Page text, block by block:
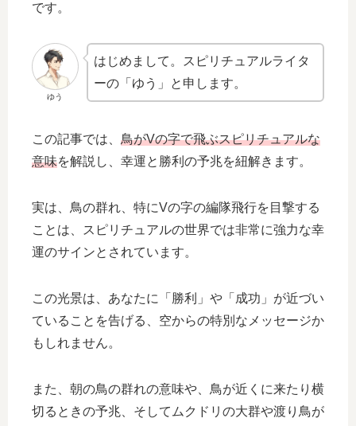
です。
ゆう
はじめまして。スピリチュアルライタ
ーの「ゆう」と申します。
この記事では、 鳥がVの字で飛ぶスピリチュアルな
意味を解説し、幸運と勝利の予兆を紐解きます。
実は、鳥の群れ、特にVの字の編隊飛行を目撃する
ことは、スピリチュアルの世界では非常に強力な幸
運のサインとされています。
この光景は、あなたに「勝利」や「成功」が近づい
ていることを告げる、空からの特別なメッセージか
もしれません。
また、朝の鳥の群れの意味や、鳥が近くに来たり横
切るときの予兆、そしてムクドリの大群や渡り鳥が